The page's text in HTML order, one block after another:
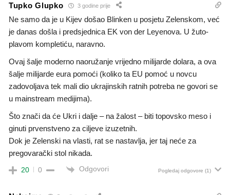
Tupko Glupko 3 godine prije
Ne samo da je u Kijev došao Blinken u posjetu Zelenskom, već
je danas došla i predsjednica EK von der Leyenova. U žuto-
plavom kompletiću, naravno.
Ovaj šalje moderno naoružanje vrijedno milijarde dolara, a ova
šalje milijarde eura pomoći (koliko ta EU pomoć u novcu
zadovoljava tek mali dio ukrajinskih ratnih potreba ne govori se
u mainstream medijima).
Što znači da će Ukri i dalje – na žalost – biti topovsko meso i
ginuti prvenstveno za ciljeve izuzetnih.
Dok je Zelenski na vlasti, rat se nastavlja, jer taj neće za
pregovarački stol nikada.
20 0 Odgovori Pogledaj odgovore (1)